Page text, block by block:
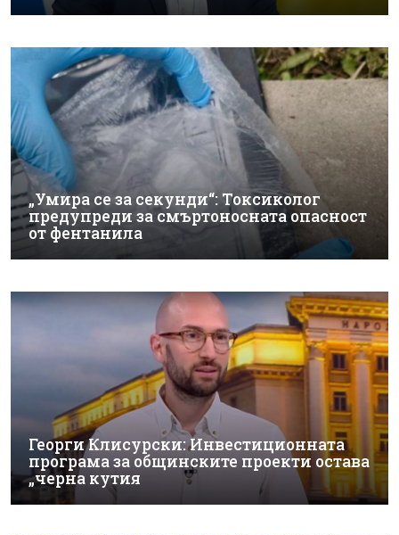
„Умира се за секунди“: Токсиколог
предупреди за смъртоносната опасност
от фентанила
Георги Клисурски: Инвестиционната
програма за общинските проекти остава
„черна кутия